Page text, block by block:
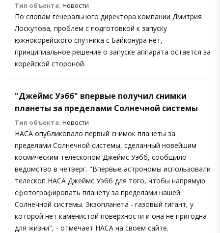
Тип объекта: Новости
По словам генерального директора компании Дмитрия
Лоскутова, проблем с подготовкой к запуску
южнокорейского спутника с Байконура нет,
принципиальное решение о запуске аппарата остается за
корейской стороной.
"Джеймс Уэбб" впервые получил снимки
планеты за пределами Солнечной системы
Тип объекта: Новости
НАСА опубликовало первый снимок планеты за
пределами Солнечной системы, сделанный новейшим
космическим телескопом Джеймс Уэбб, сообщило
ведомство в четверг. "Впервые астрономы использовали
телескоп НАСА Джеймс Уэбб для того, чтобы напрямую
сфотографировать планету за пределами нашей
Солнечной системы. Экзопланета - газовый гигант, у
которой нет каменистой поверхности и она не пригодна
для жизни", - отмечает НАСА на своем сайте.